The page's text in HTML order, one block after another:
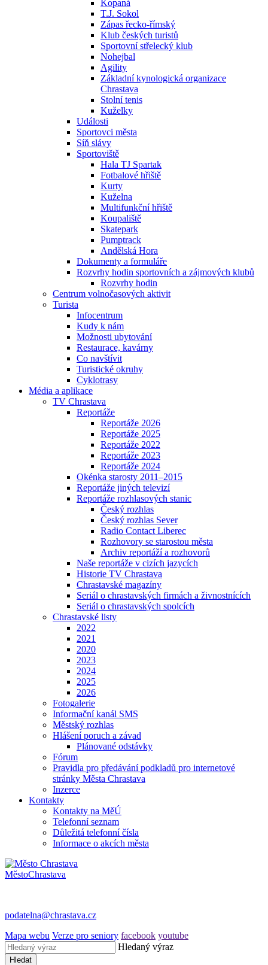
Kopaná
T.J. Sokol
Zápas řecko-římský
Klub českých turistů
Sportovní střelecký klub
Nohejbal
Agility
Základní kynologická organizace
Chrastava
Stolní tenis
Kuželky
Události
Sportovci města
Síň slávy
Sportoviště
Hala TJ Spartak
Fotbalové hřiště
Kurty
Kuželna
Multifunkční hřiště
Koupaliště
Skatepark
Pumptrack
Andělská Hora
Dokumenty a formuláře
Rozvrhy hodin sportovních a zájmových klubů
Rozvrhy hodin
Centrum volnočasových aktivit
Turista
Infocentrum
Kudy k nám
Možnosti ubytování
Restaurace, kavárny
Co navštívit
Turistické okruhy
Cyklotrasy
Média a aplikace
TV Chrastava
Reportáže
Reportáže 2026
Reportáže 2025
Reportáže 2022
Reportáže 2023
Reportáže 2024
Okénka starosty 2011–2015
Reportáže jiných televizí
Reportáže rozhlasových stanic
Český rozhlas
Český rozhlas Sever
Radio Contact Liberec
Rozhovory se starostou města
Archiv reportáží a rozhovorů
Naše reportáže v cizích jazycích
Historie TV Chrastava
Chrastavské magazíny
Seriál o chrastavských firmách a živnostnících
Seriál o chrastavských spolcích
Chrastavské listy
2022
2021
2020
2023
2024
2025
2026
Fotogalerie
Informační kanál SMS
Městský rozhlas
Hlášení poruch a závad
Plánované odstávky
Fórum
Pravidla pro předávání podkladů pro internetové
stránky Města Chrastava
Inzerce
Kontakty
Kontakty na MěÚ
Telefonní seznam
Důležitá telefonní čísla
Informace o akcích města
MěstoChrastava
podatelna@chrastava.cz
Mapa webu Verze pro seniory facebook youtube
Hledaný výraz
Hledat